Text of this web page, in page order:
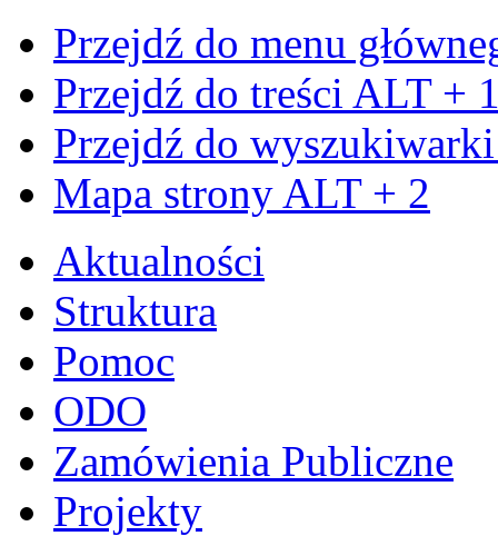
Przejdź do menu
Przejdź do treści ALT +
Przejdź do
Mapa strony ALT + 2
Aktualności
Struktura
Pomoc
ODO
Zamówienia Publiczne
Projekty